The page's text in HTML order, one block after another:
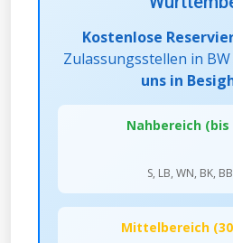
Kostenlose
Zulassungsstellen in BW
uns in
Nahbereich (bis
S, LB, WN, BK,
Mittelbereich